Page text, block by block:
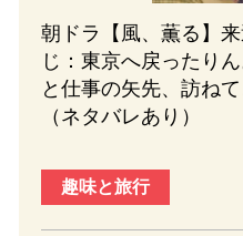
朝ドラ【風、薫る】
じ：東京へ戻ったり
と仕事の矢先、訪ね
（ネタバレあり）
趣味と旅行